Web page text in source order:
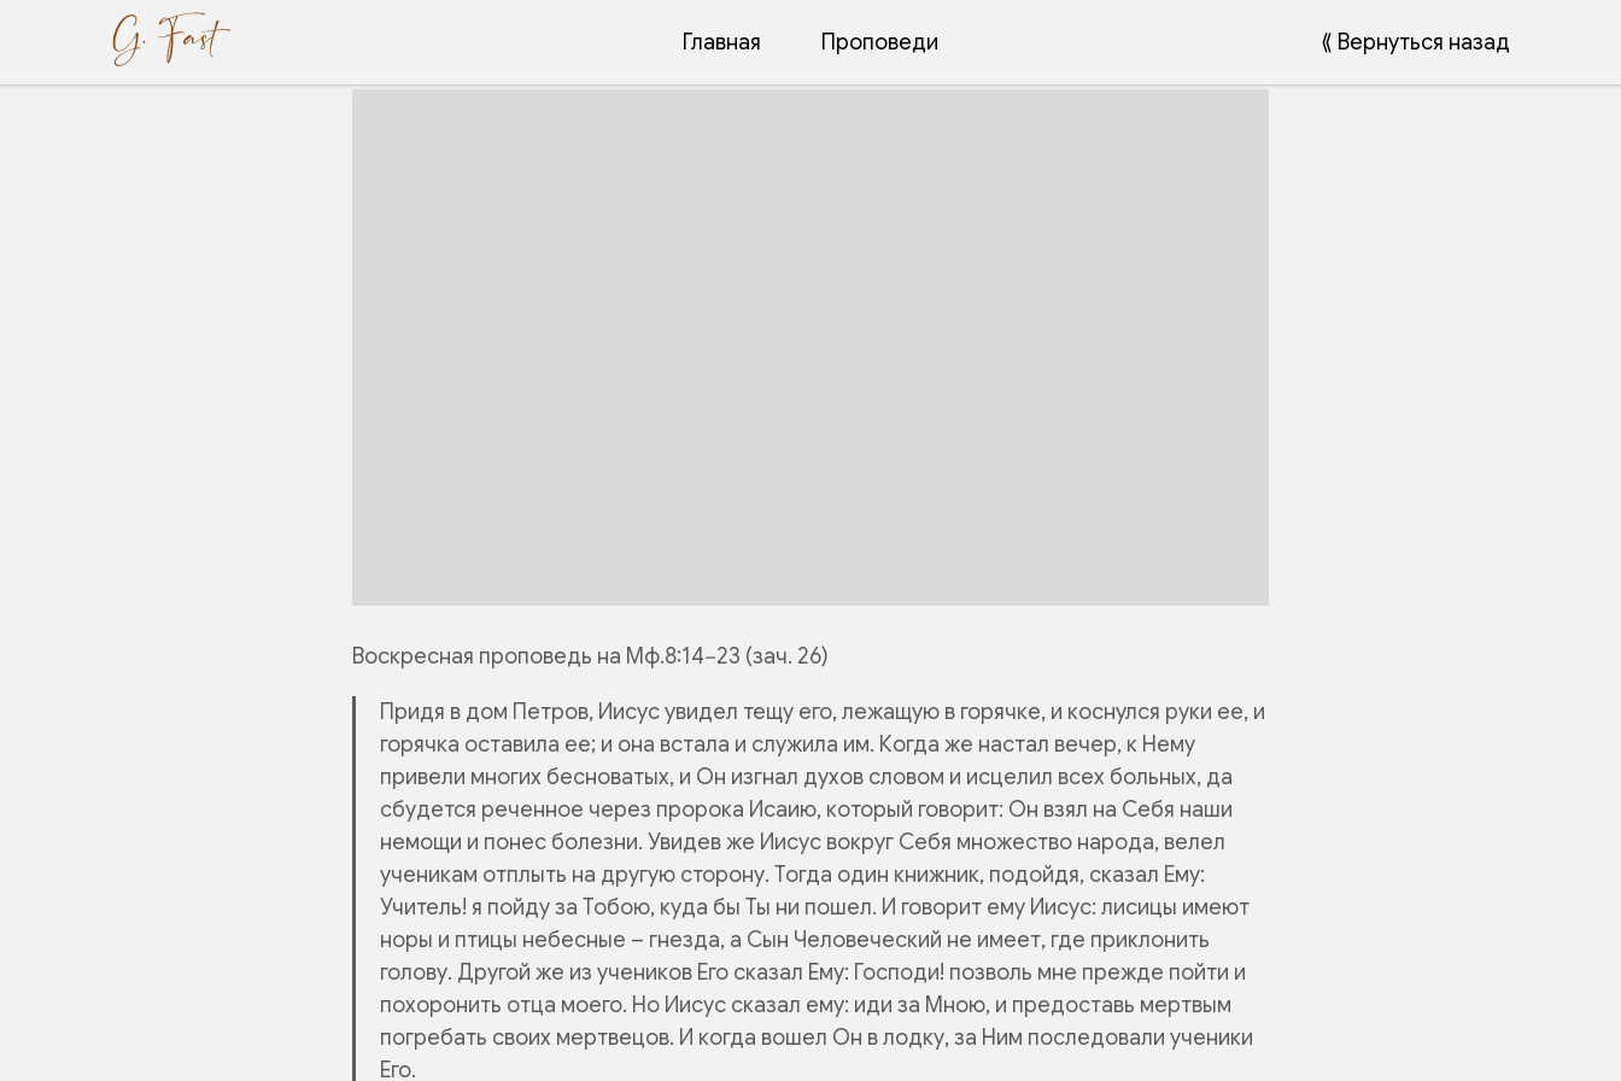
Главная Проповеди ⟪ Вернуться назад
"...Она встала и служила им"
Воскресная проповедь на Мф.8:14−23 (зач. 26)
Придя в дом Петров, Иисус увидел тещу его, лежащую в горячке, и коснулся руки ее, и
горячка оставила ее; и она встала и служила им. Когда же настал вечер, к Нему
привели многих бесноватых, и Он изгнал духов словом и исцелил всех больных, да
сбудется реченное через пророка Исаию, который говорит: Он взял на Себя наши
немощи и понес болезни. Увидев же Иисус вокруг Себя множество народа, велел
ученикам отплыть на другую сторону. Тогда один книжник, подойдя, сказал Ему:
Учитель! я пойду за Тобою, куда бы Ты ни пошел. И говорит ему Иисус: лисицы имеют
норы и птицы небесные – гнезда, а Сын Человеческий не имеет, где приклонить
голову. Другой же из учеников Его сказал Ему: Господи! позволь мне прежде пойти и
похоронить отца моего. Но Иисус сказал ему: иди за Мною, и предоставь мертвым
погребать своих мертвецов. И когда вошел Он в лодку, за Ним последовали ученики
Его.